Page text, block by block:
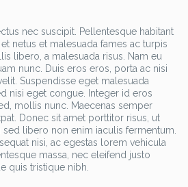
nec suscipit. Pellentesque habitant
netus et malesuada fames ac turpis
libero, a malesuada risus. Nam eu
nunc. Duis eros eros, porta ac nisi
Suspendisse eget malesuada
nisi eget congue. Integer id eros
mollis nunc. Maecenas semper
Donec sit amet porttitor risus, ut
sed libero non enim iaculis fermentum.
nisi, ac egestas lorem vehicula
massa, nec eleifend justo
quis tristique nibh.